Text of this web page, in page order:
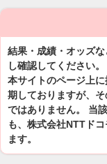
結果・成績・オッズ
し確認してください。
本サイトのページ上
期しておりますが、
ではありません。 当
も、株式会社NTTド
ます。